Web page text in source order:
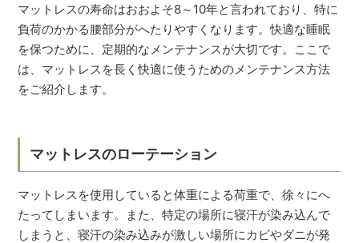
マットレスの寿命はおおよそ8～10年と言われており、特に
負荷のかかる腰部分がへたりやすくなります。快適な睡眠
を保つために、定期的なメンテナンスが大切です。ここで
は、マットレスを長く快適に使うためのメンテナンス方法
をご紹介します。
マットレスのローテーション
マットレスを使用していると体重による荷重で、徐々にへ
たってしまいます。また、特定の場所に寝汗が染み込んで
しまうと、寝汗の染み込みが激しい場所にカビやダニが発